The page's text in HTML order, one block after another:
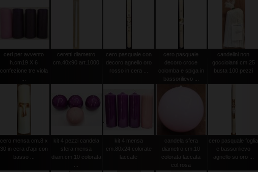
ceri per avvento
h.cm19 X 6
confezione tre viola
ceretti diametro
cm.40x90 art.1000
cero pasquale con
decoro agnello oro
rosso in cera ...
cero pasquale
decoro croce
colomba e spiga in
bassorilievo ...
candelini non
gocciolanti cm.25
busta 100 pezzi
cero mensa cm.8 x
30 in cera d'api con
basso ...
kit 4 pezzi candela
sfera mensa
diam.cm.10 colorata
kit 4 mensa
cm.80x24 colorate
laccate
candela sfera
diametro cm.10
colorata laccata
col.rosa
cero pasquale foglia
e bassorilievo
agnello su oro ...